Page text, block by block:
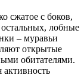
сжатое с боков,
лобные
– муравьи
открытые
обитателями.